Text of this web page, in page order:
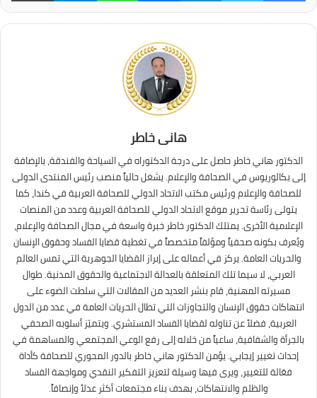
هانى خاطر
الدكتور هاني خاطر حاصل على درجة الدكتوراه في السياحة والفندقة، بالإضافة
إلى بكالوريوس في الصحافة والإعلام. يشغل حالياً منصب رئيس المنتدى الدولى
للصحافة والإعلام ورئيس مكتب الاتحاد الدولي للصحافة العربية في كندا، كما
يتولى رئاسة تحرير موقع الاتحاد الدولي للصحافة العربية وعدد من المنصات
الإعلامية الأخرى. يمتلك الدكتور خاطر خبرة واسعة في مجال الصحافة والإعلام،
ويُعرف بكونه صحفياً ومؤلفاً متخصصاً في تغطية قضايا الفساد وحقوق الإنسان
والحريات العامة. يركز في أعماله على إبراز القضايا الجوهرية التي تمس العالم
العربي، لا سيما تلك المتعلقة بالعدالة الاجتماعية والحقوق المدنية. طوال
مسيرته المهنية، قام بنشر العديد من المقالات التي سلطت الضوء على
انتهاكات حقوق الإنسان والتجاوزات التي تطال الحريات العامة في عدد من الدول
العربية، فضلاً عن تناوله لقضايا الفساد المستشري. ويتميّز أسلوبه الصحفي
بالجرأة والشفافية، ساعياً من خلاله إلى رفع الوعي المجتمعي والمساهمة في
إحداث تغيير إيجابي. يؤمن الدكتور هاني خاطر بالدور المحوري للصحافة كأداة
فعّالة للتغيير، ويرى فيها وسيلة لتعزيز التفكير النقدي ومواجهة الفساد
والظلم والانتهاكات، بهدف بناء مجتمعات أكثر عدلاً وإنصافاً.